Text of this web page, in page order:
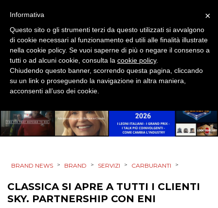
SPONSOR
DESIGN
EVENTI
MOBILE
CSR
BRAND NEWS > BRAND > SERVIZI > CARBURANTI >
CLASSICA SI APRE A TUTTI I CLIENTI
SKY. PARTNERSHIP CON ENI
×
Informativa
Questo sito o gli strumenti terzi da questo utilizzati si avvalgono
di cookie necessari al funzionamento ed utili alle finalità illustrate
nella cookie policy. Se vuoi saperne di più o negare il consenso a
tutti o ad alcuni cookie, consulta la cookie policy.
Chiudendo questo banner, scorrendo questa pagina, cliccando
su un link o proseguendo la navigazione in altra maniera,
acconsenti all’uso dei cookie.